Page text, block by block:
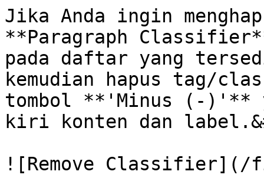
Jika Anda ingin
**Paragraph
pada daftar yang
kemudian hapus tag/
tombol **'Minus (-)'**
kiri konten dan
![Remove Classifier](/